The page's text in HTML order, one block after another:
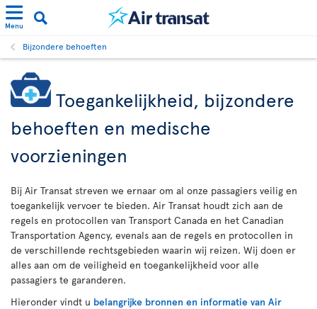
Menu
Bijzondere behoeften
Toegankelijkheid, bijzondere
behoeften en medische
voorzieningen
Bij Air Transat streven we ernaar om al onze passagiers veilig en
toegankelijk vervoer te bieden. Air Transat houdt zich aan de
regels en protocollen van Transport Canada en het Canadian
Transportation Agency, evenals aan de regels en protocollen in
de verschillende rechtsgebieden waarin wij reizen. Wij doen er
alles aan om de veiligheid en toegankelijkheid voor alle
passagiers te garanderen.
Hieronder vindt u belangrijke bronnen en informatie van Air